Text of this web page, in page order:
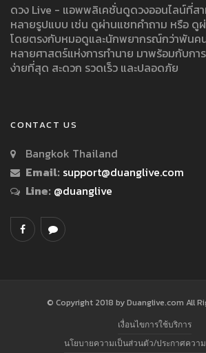
ดวง Live - แอพพลิเคชั่นดูดวงออนไลน์ที่ส
หลายรูปแบบ เช่น ดูผ่านแชทคำถาม หรือ ดู
โดยตรงกับหมอดูและนักพยากรณ์กว่าพันค
หลายศาสตร์แห่งการทำนาย มาพร้อมกับกา
ง่ายที่สุด สะดวก รวดเร็ว และปลอดภัย
CONTACT US
Bangkok Thailand
Email: support@duanglive.com
Line: @duanglive
© Copyright 2018 by Duanglive.com All
เงื่อนไขการใช้บริการ
นโยบายความเป็นส่วนตัว/ประกาศควา